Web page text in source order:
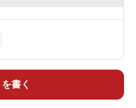
良コンディションで
まして、緑色の入浴剤
と、こちらも高温でし
書く